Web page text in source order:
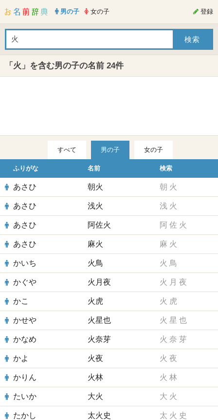
男の子 女の子 登録
「火」を含む男の子の名前 24件
すべて 男の子 女の子
ふりがな 名前 検索
あさひ 朝火 朝 火
あさひ 浅火 浅 火
あさひ 阿佐火 阿 佐 火
あさひ 麻火 麻 火
かいち 火鳥 火 鳥
かぐや 火月夜 火 月 夜
かこ 火虎 火 虎
かせや 火星也 火 星 也
かなめ 火奈芽 火 奈 芽
かよ 火夜 火 夜
かりん 火林 火 林
たいか 大火 大 火
たかし 太火史 太 火 史